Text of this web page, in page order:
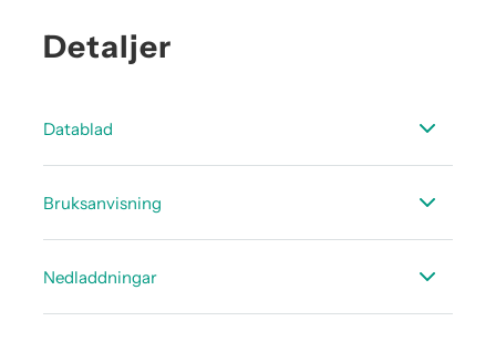
Detaljer
Datablad
Bruksanvisning
Nedladdningar